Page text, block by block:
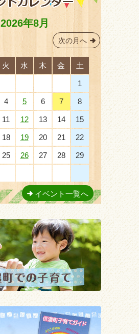
次の月へ
2026年8月
火 水 木 金 土
1
4 5 6 7 8
11 12 13 14 15
18 19 20 21 22
25 26 27 28 29
イベント一覧へ